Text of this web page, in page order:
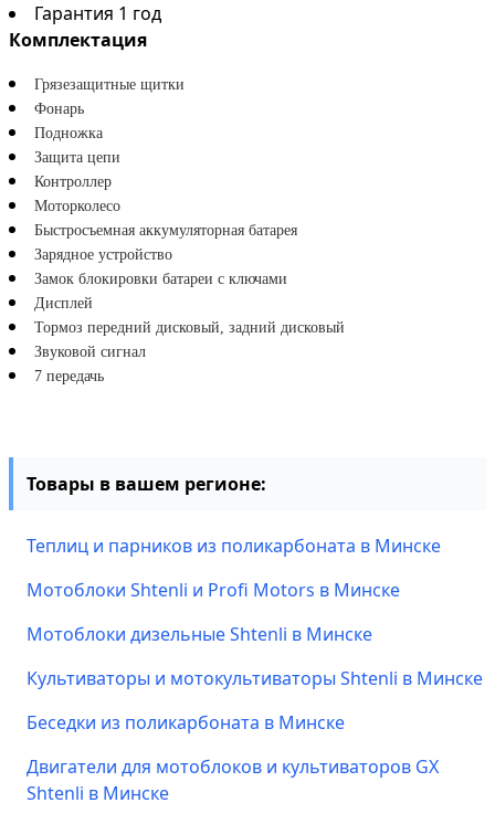
Гарантия 1 год
Комплектация
Грязезащитные щитки
Фонарь
Подножка
Защита цепи
Контроллер
Моторколесо
Быстросъемная аккумуляторная батарея
Зарядное устройство
Замок блокировки батареи с ключами
Дисплей
Тормоз передний дисковый, задний дисковый
Звуковой сигнал
7 передачь
Товары в вашем регионе:
Теплиц и парников из поликарбоната в Минске
Мотоблоки Shtenli и Profi Motors в Минске
Мотоблоки дизельные Shtenli в Минске
Культиваторы и мотокультиваторы Shtenli в Минске
Беседки из поликарбоната в Минске
Двигатели для мотоблоков и культиваторов GX
Shtenli в Минске